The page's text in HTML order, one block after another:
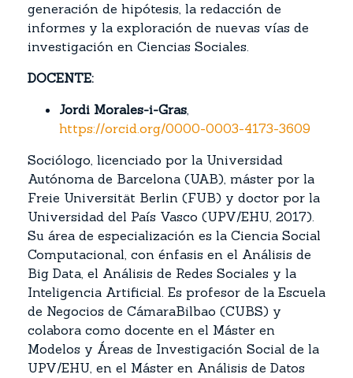
generación de hipótesis, la redacción de
informes y la exploración de nuevas vías de
investigación en Ciencias Sociales.
DOCENTE:
Jordi Morales-i-Gras,
https://orcid.org/0000-0003-4173-3609
Sociólogo, licenciado por la Universidad
Autónoma de Barcelona (UAB), máster por la
Freie Universität Berlin (FUB) y doctor por la
Universidad del País Vasco (UPV/EHU, 2017).
Su área de especialización es la Ciencia Social
Computacional, con énfasis en el Análisis de
Big Data, el Análisis de Redes Sociales y la
Inteligencia Artificial. Es profesor de la Escuela
de Negocios de CámaraBilbao (CUBS) y
colabora como docente en el Máster en
Modelos y Áreas de Investigación Social de la
UPV/EHU, en el Máster en Análisis de Datos